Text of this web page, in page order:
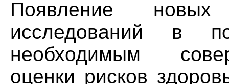
Появление
исследований в
необходимым
оценки рисков